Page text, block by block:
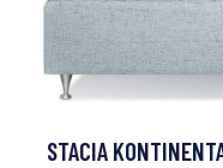
STACIA